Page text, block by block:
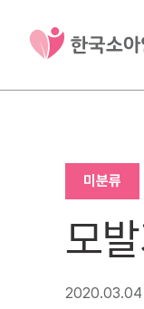
미분류
모
2020.03.04